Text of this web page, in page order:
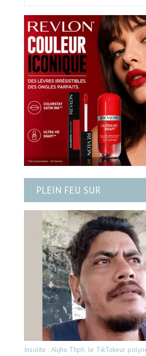
PLEIN FEU SUR
Insolite : Alijha Thph, le TikTokeur